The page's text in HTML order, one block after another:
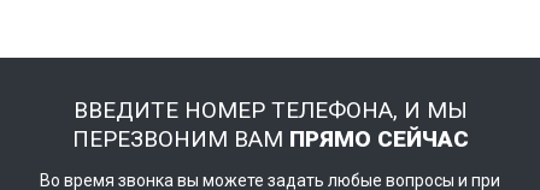
ВВЕДИТЕ НОМЕР ТЕЛЕФОНА, И МЫ
ПЕРЕЗВОНИМ ВАМ ПРЯМО СЕЙЧАС
Во время звонка вы можете задать любые вопросы и при